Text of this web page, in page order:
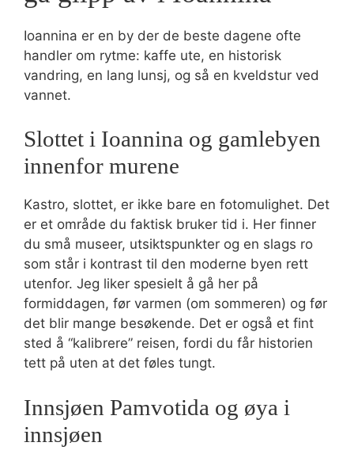
Ioannina er en by der de beste dagene ofte
handler om rytme: kaffe ute, en historisk
vandring, en lang lunsj, og så en kveldstur ved
vannet.
Slottet i Ioannina og gamlebyen
innenfor murene
Kastro, slottet, er ikke bare en fotomulighet. Det
er et område du faktisk bruker tid i. Her finner
du små museer, utsiktspunkter og en slags ro
som står i kontrast til den moderne byen rett
utenfor. Jeg liker spesielt å gå her på
formiddagen, før varmen (om sommeren) og før
det blir mange besøkende. Det er også et fint
sted å “kalibrere” reisen, fordi du får historien
tett på uten at det føles tungt.
Innsjøen Pamvotida og øya i
innsjøen